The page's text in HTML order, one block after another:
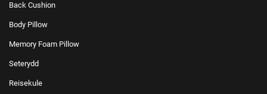
Back Cushion
Body Pillow
Memory Foam Pillow
Seterydd
Reisekule